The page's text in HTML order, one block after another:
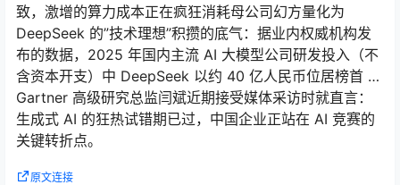
致，激增的算力成本正在疯狂消耗母公司幻方量化为
DeepSeek 的”技术理想”积攒的底气：据业内权威机构发
布的数据，2025 年国内主流 AI 大模型公司研发投入（不
含资本开支）中 DeepSeek 以约 40 亿人民币位居榜首 …
Gartner 高级研究总监闫斌近期接受媒体采访时就直言：
生成式 AI 的狂热试错期已过，中国企业正站在 AI 竞赛的
关键转折点。
原文连接